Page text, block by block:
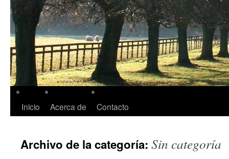
Inicio Acerca de Contacto
Archivo de la categoría: Sin categoría